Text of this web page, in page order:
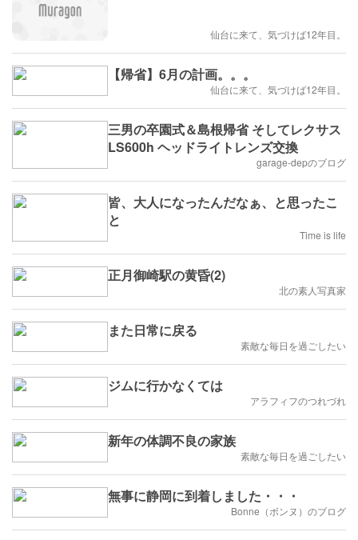
仙台に来て、気づけば12年目。
【帰省】6月の計画。。。
仙台に来て、気づけば12年目。
三男の卒園式＆島根帰省 そしてレクサス
LS600h ヘッドライトレンズ交換
garage-depのブログ
皆、大人になったんだなぁ、と思ったこ
と
Time is life
正月御崎駅の黄昏(2)
北の素人写真家
また日常に戻る
素敵な毎日を過ごしたい
ジムに行かなくては
アラフィフのつれづれ
新年の体調不良の家族
素敵な毎日を過ごしたい
無事に静岡に到着しました・・・
Bonne（ボンヌ）のブログ